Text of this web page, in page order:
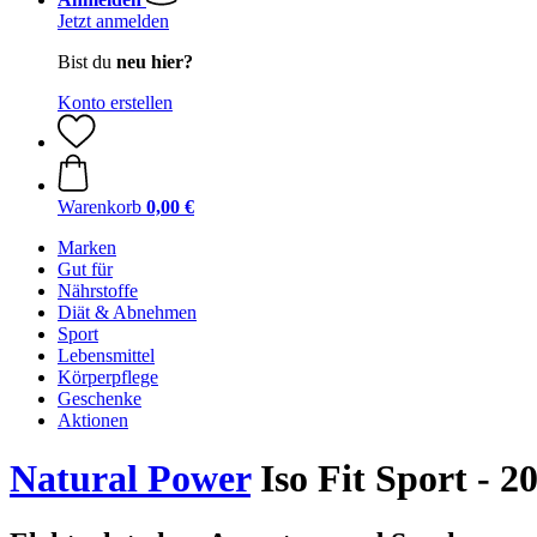
Jetzt anmelden
Bist du neu hier?
Konto erstellen
Warenkorb 0,00 €
Marken
Gut für
Nährstoffe
Diät & Abnehmen
Sport
Lebensmittel
Körperpflege
Geschenke
Aktionen
Natural PowerIso Fit Sport -